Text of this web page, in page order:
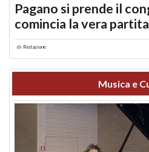
Pagano si prende il
comincia la vera partita
di Redazione
Musica e